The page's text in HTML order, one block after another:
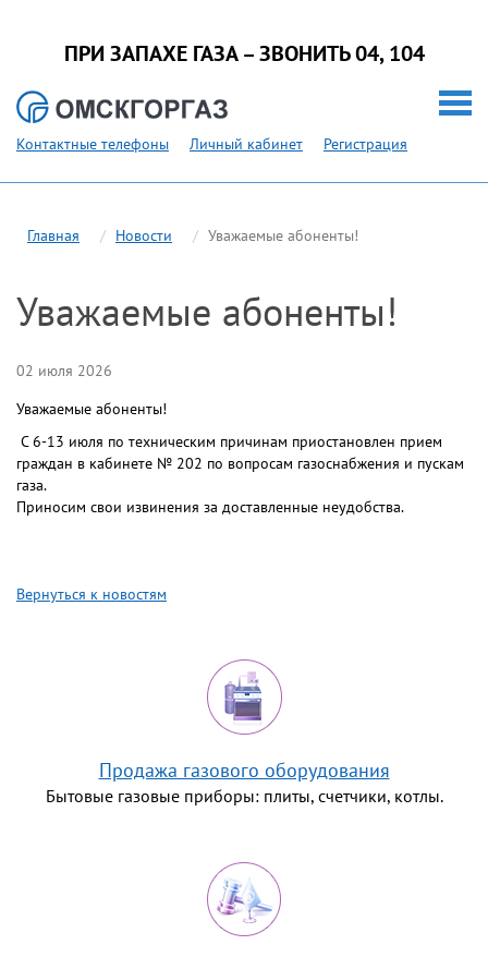
ПРИ ЗАПАХЕ ГАЗА – ЗВОНИТЬ 04, 104
Контактные телефоны Личный кабинет Регистрация
Главная Новости Уважаемые абоненты!
Уважаемые абоненты!
02 июля 2026
Уважаемые абоненты!
С 6-13 июля по техническим причинам приостановлен прием
граждан в кабинете № 202 по вопросам газоснабжения и пускам
газа.
Приносим свои извинения за доставленные неудобства.
Вернуться к новостям
Продажа газового оборудования
Бытовые газовые приборы: плиты, счетчики, котлы.